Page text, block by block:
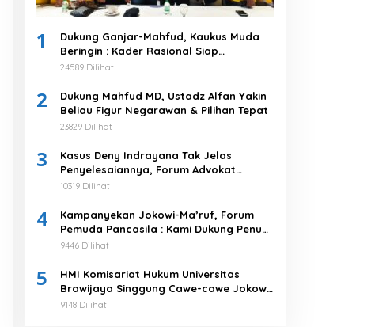
1
Dukung Ganjar-Mahfud, Kaukus Muda
Beringin : Kader Rasional Siap
Menangkan 03
24589 Dilihat
2
Dukung Mahfud MD, Ustadz Alfan Yakin
Beliau Figur Negarawan & Pilihan Tepat
23829 Dilihat
3
Kasus Deny Indrayana Tak Jelas
Penyelesaiannya, Forum Advokat
Pengawal Demokrasi : Ayo Segera
10319 Dilihat
4
Kampanyekan Jokowi-Ma’ruf, Forum
Pemuda Pancasila : Kami Dukung Penuh
Untuk Memimpin di 2019-2024
9446 Dilihat
5
HMI Komisariat Hukum Universitas
Brawijaya Singgung Cawe-cawe Jokowi,
Tegaskan 5 Poin Pernyataan Sikap
9148 Dilihat